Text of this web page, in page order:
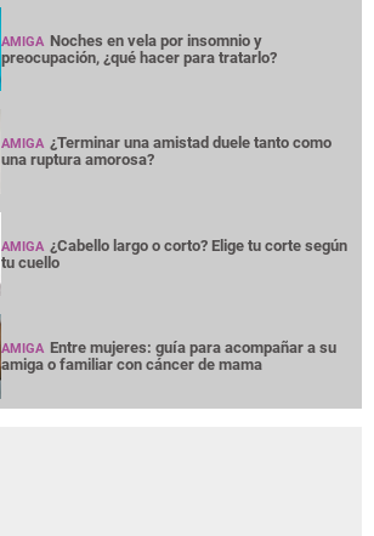
AMIGA Noches en vela por insomnio y
preocupación, ¿qué hacer para tratarlo?
AMIGA ¿Terminar una amistad duele tanto como
una ruptura amorosa?
AMIGA ¿Cabello largo o corto? Elige tu corte según
tu cuello
AMIGA Entre mujeres: guía para acompañar a su
amiga o familiar con cáncer de mama